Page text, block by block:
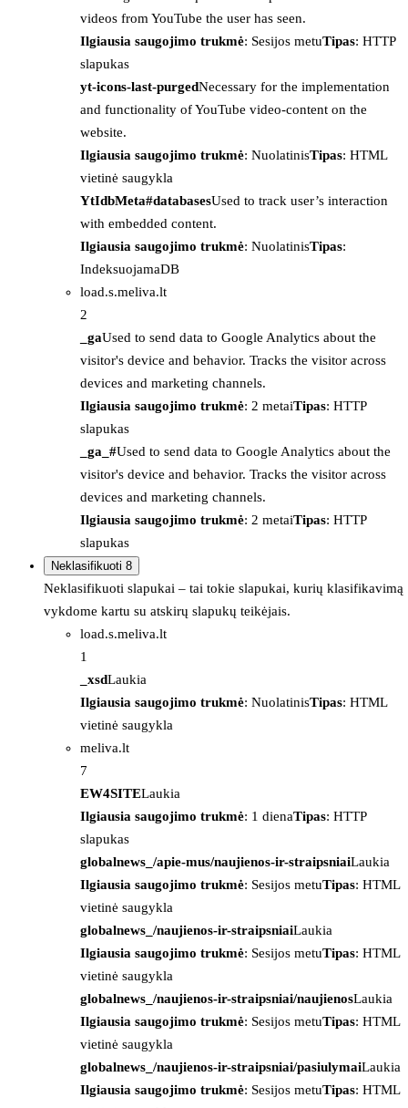
videos from YouTube the user has seen.
Ilgiausia saugojimo trukmė: Sesijos metuTipas: HTTP
slapukas
yt-icons-last-purgedNecessary for the implementation
and functionality of YouTube video-content on the
website.
Ilgiausia saugojimo trukmė: NuolatinisTipas: HTML
vietinė saugykla
YtIdbMeta#databasesUsed to track user’s interaction
with embedded content.
Ilgiausia saugojimo trukmė: NuolatinisTipas:
IndeksuojamaDB
load.s.meliva.lt
2
_gaUsed to send data to Google Analytics about the
visitor's device and behavior. Tracks the visitor across
devices and marketing channels.
Ilgiausia saugojimo trukmė: 2 metaiTipas: HTTP
slapukas
_ga_#Used to send data to Google Analytics about the
visitor's device and behavior. Tracks the visitor across
devices and marketing channels.
Ilgiausia saugojimo trukmė: 2 metaiTipas: HTTP
slapukas
Neklasifikuoti 8
Neklasifikuoti slapukai – tai tokie slapukai, kurių klasifikavimą
vykdome kartu su atskirų slapukų teikėjais.
load.s.meliva.lt
1
_xsdLaukia
Ilgiausia saugojimo trukmė: NuolatinisTipas: HTML
vietinė saugykla
meliva.lt
7
EW4SITELaukia
Ilgiausia saugojimo trukmė: 1 dienaTipas: HTTP
slapukas
globalnews_/apie-mus/naujienos-ir-straipsniaiLaukia
Ilgiausia saugojimo trukmė: Sesijos metuTipas: HTML
vietinė saugykla
globalnews_/naujienos-ir-straipsniaiLaukia
Ilgiausia saugojimo trukmė: Sesijos metuTipas: HTML
vietinė saugykla
globalnews_/naujienos-ir-straipsniai/naujienosLaukia
Ilgiausia saugojimo trukmė: Sesijos metuTipas: HTML
vietinė saugykla
globalnews_/naujienos-ir-straipsniai/pasiulymaiLaukia
Ilgiausia saugojimo trukmė: Sesijos metuTipas: HTML